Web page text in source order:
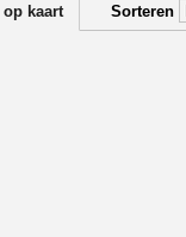
Sorteren
kaart